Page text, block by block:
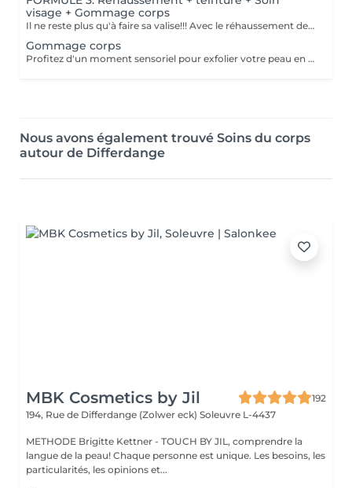
visage + Gommage corps
Il ne reste plus qu'à faire sa valise!!! Avec le réhaussement des cils et la teinture, plus besoin de mascara, la tranquillité assurée pendant les vacances Soin du visage Bora Bora ( gommage et massage à l'huile de coco) Gommage corps (monoï ou coco) parfait pour préparer la peau à l'été, au soleil, à la plage, au bronzage Pour plus de précision, n'hésitez pas whatsapp, SMS ou appel au 661 555 858
Gommage corps
Profitez d'un moment sensoriel pour exfolier votre peau en douceur. En soin seul avec une crème ou encore mieux, avant un massage pour préparer la peau. Pour préparer la peau au soleil, réparer après une exposition, un moment de relaxation, ne rater l'occasion de faire du bien à votre peau et votre corps
Nous avons également trouvé Soins du corps
autour de Differdange
MBK Cosmetics by Jil
192
194, Rue de Differdange (Zolwer eck) Soleuvre L-4437
METHODE Brigitte Kettner - TOUCH BY JIL, comprendre la
langue de la peau! Chaque personne est unique. Les besoins, les
particularités, les opinions et...